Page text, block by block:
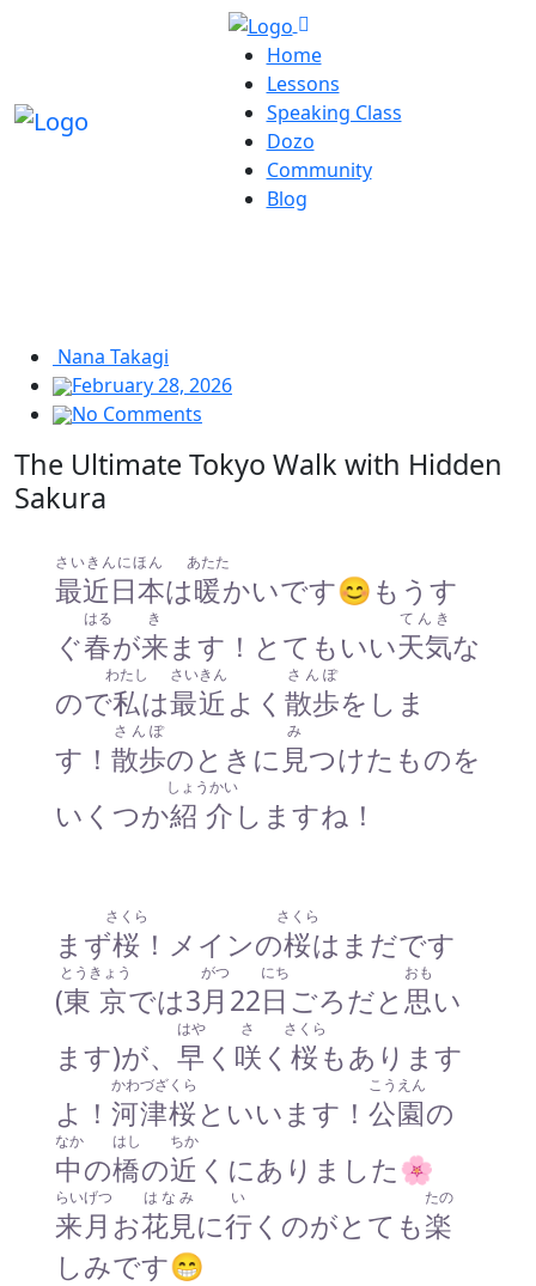
Home
Lessons
Speaking Class
Dozo
Community
Blog
Nana Takagi
February 28, 2026
No Comments
The Ultimate Tokyo Walk with Hidden
Sakura
最近日本
さいきんにほん
は暖
あたた
かいです😊もうす
ぐ春
はる
が来
き
ます！とてもいい天気
てんき
な
ので私
わたし
は最近
さいきん
よく 散歩
さんぽ
をしま
す！ 散歩
さんぽ
のときに 見
み
つけたものを
いくつか紹介
しょうかい
しますね！
まず桜
さくら
！メインの桜
さくら
はまだです
(東京
とうきょう
では3月
がつ
22日
にち
ごろだと 思
おも
い
ます)が、 早
はや
く 咲
さ
く 桜
さくら
もあります
よ！ 河津桜
かわづざくら
といいます！ 公園
こうえん
の
中
なか
の橋
はし
の近
ちか
くにありました🌸
来月
らいげつ
お花見
はなみ
に行
い
くのがとても楽
たの
しみです😁